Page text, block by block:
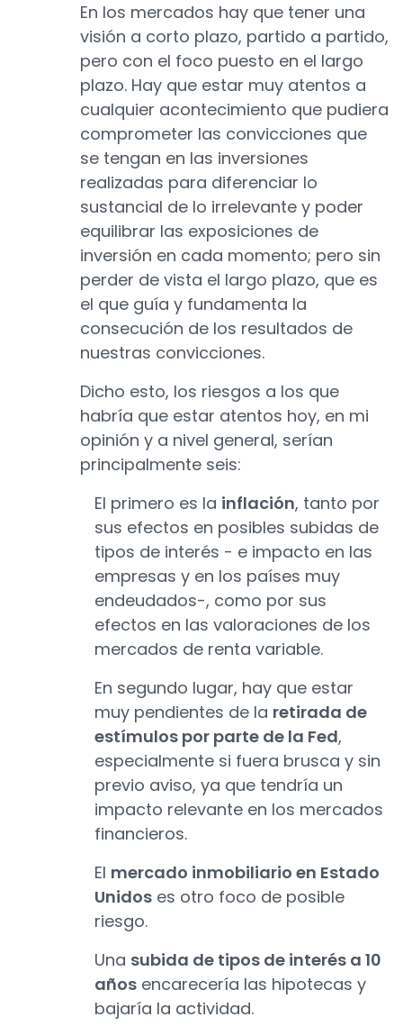
En los mercados hay que tener una
visión a corto plazo, partido a partido,
pero con el foco puesto en el largo
plazo. Hay que estar muy atentos a
cualquier acontecimiento que pudiera
comprometer las convicciones que
se tengan en las inversiones
realizadas para diferenciar lo
sustancial de lo irrelevante y poder
equilibrar las exposiciones de
inversión en cada momento; pero sin
perder de vista el largo plazo, que es
el que guía y fundamenta la
consecución de los resultados de
nuestras convicciones.
Dicho esto, los riesgos a los que
habría que estar atentos hoy, en mi
opinión y a nivel general, serían
principalmente seis:
El primero es la inflación, tanto por
sus efectos en posibles subidas de
tipos de interés - e impacto en las
empresas y en los países muy
endeudados-, como por sus
efectos en las valoraciones de los
mercados de renta variable.
En segundo lugar, hay que estar
muy pendientes de la retirada de
estímulos por parte de la Fed,
especialmente si fuera brusca y sin
previo aviso, ya que tendría un
impacto relevante en los mercados
financieros.
El mercado inmobiliario en Estado
Unidos es otro foco de posible
riesgo.
Una subida de tipos de interés a 10
años encarecería las hipotecas y
bajaría la actividad.